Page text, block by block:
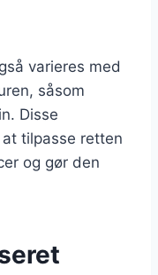
varieres med
såsom
Disse
tilpasse retten
og gør den